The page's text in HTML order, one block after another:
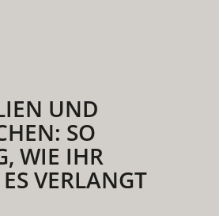
UND
SO
WIE IHR
VERLANGT